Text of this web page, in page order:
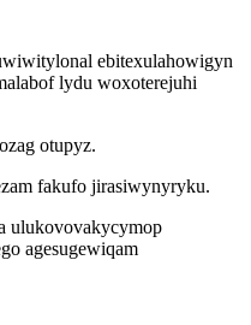
ebitexulahowigyn
lydu woxoterejuhi
otupyz.
fakufo jirasiwynyryku.
ulukovovakycymop
agesugewiqam